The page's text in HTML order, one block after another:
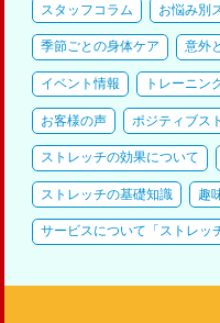
スタッフコラム お悩み別
季節ごとの身体ケア 意外
イベント情報 トレーニン
お客様の声 ポジティブス
ストレッチの効果について
ストレッチの基礎知識 趣
サービスについて「ストレッ